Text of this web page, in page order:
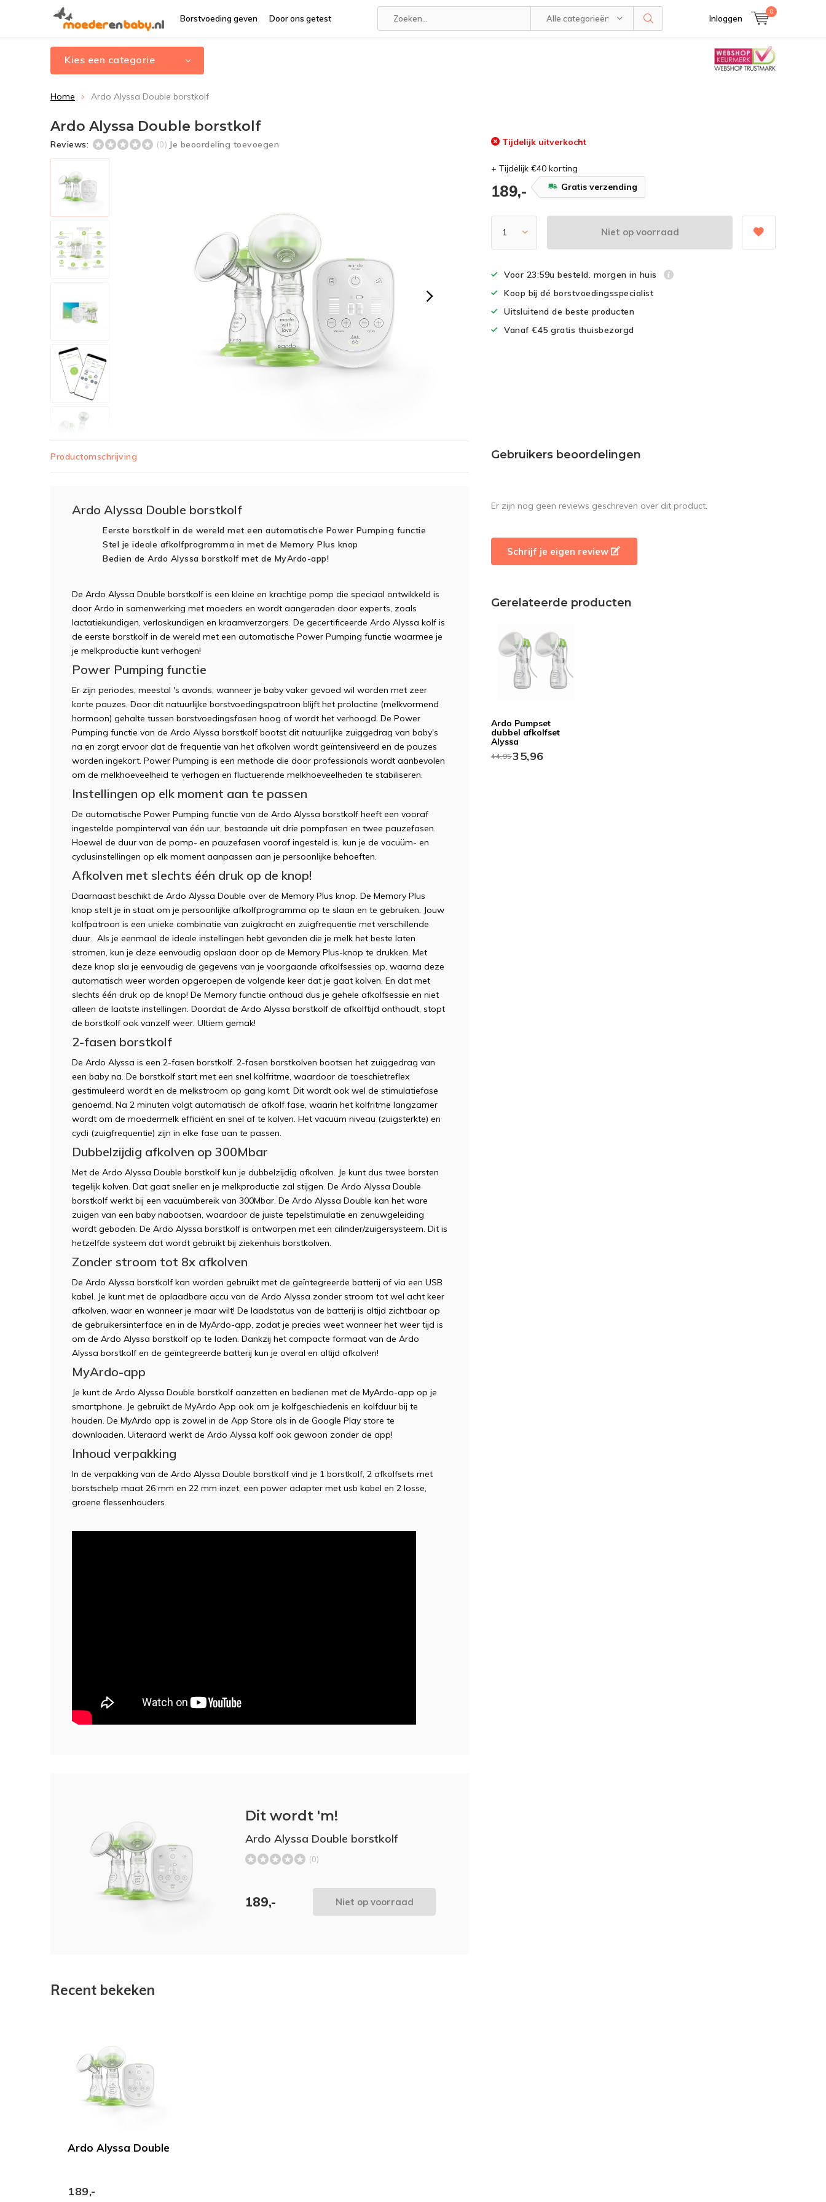
Borstvoeding geven Door ons getest Alle categorieën Inloggen
0
Kies een categorie
Home Ardo Alyssa Double borstkolf
Ardo Alyssa Double borstkolf
Reviews: (0) Je beoordeling toevoegen Tijdelijk uitverkocht
+ Tijdelijk €40 korting
189,- Gratis verzending
Niet op voorraad
Voor 23:59u besteld. morgen in huis
Koop bij dé borstvoedingsspecialist
Uitsluitend de beste producten
Vanaf €45 gratis thuisbezorgd
Productomschrijving
Ardo Alyssa Double borstkolf
Eerste borstkolf in de wereld met een automatische Power Pumping functie
Stel je ideale afkolfprogramma in met de Memory Plus knop
Bedien de Ardo Alyssa borstkolf met de MyArdo-app!
De Ardo Alyssa Double borstkolf is een kleine en krachtige pomp die speciaal ontwikkeld is
door Ardo in samenwerking met moeders en wordt aangeraden door experts, zoals
lactatiekundigen, verloskundigen en kraamverzorgers. De gecertificeerde Ardo Alyssa kolf is
de eerste borstkolf in de wereld met een automatische Power Pumping functie waarmee je
je melkproductie kunt verhogen!
Power Pumping functie
Er zijn periodes, meestal 's avonds, wanneer je baby vaker gevoed wil worden met zeer
korte pauzes. Door dit natuurlijke borstvoedingspatroon blijft het prolactine (melkvormend
hormoon) gehalte tussen borstvoedingsfasen hoog of wordt het verhoogd. De Power
Pumping functie van de Ardo Alyssa borstkolf bootst dit natuurlijke zuiggedrag van baby's
na en zorgt ervoor dat de frequentie van het afkolven wordt geïntensiveerd en de pauzes
worden ingekort. Power Pumping is een methode die door professionals wordt aanbevolen
om de melkhoeveelheid te verhogen en fluctuerende melkhoeveelheden te stabiliseren.
Instellingen op elk moment aan te passen
De automatische Power Pumping functie van de Ardo Alyssa borstkolf heeft een vooraf
ingestelde pompinterval van één uur, bestaande uit drie pompfasen en twee pauzefasen.
Hoewel de duur van de pomp- en pauzefasen vooraf ingesteld is, kun je de vacuüm- en
cyclusinstellingen op elk moment aanpassen aan je persoonlijke behoeften.
Afkolven met slechts één druk op de knop!
Daarnaast beschikt de Ardo Alyssa Double over de Memory Plus knop. De Memory Plus
knop stelt je in staat om je persoonlijke afkolfprogramma op te slaan en te gebruiken. Jouw
kolfpatroon is een unieke combinatie van zuigkracht en zuigfrequentie met verschillende
duur. Als je eenmaal de ideale instellingen hebt gevonden die je melk het beste laten
stromen, kun je deze eenvoudig opslaan door op de Memory Plus-knop te drukken. Met
deze knop sla je eenvoudig de gegevens van je voorgaande afkolfsessies op, waarna deze
automatisch weer worden opgeroepen de volgende keer dat je gaat kolven. En dat met
slechts één druk op de knop! De Memory functie onthoud dus je gehele afkolfsessie en niet
alleen de laatste instellingen. Doordat de Ardo Alyssa borstkolf de afkolftijd onthoudt, stopt
de borstkolf ook vanzelf weer. Ultiem gemak!
2-fasen borstkolf
De Ardo Alyssa is een 2-fasen borstkolf. 2-fasen borstkolven bootsen het zuiggedrag van
een baby na. De borstkolf start met een snel kolfritme, waardoor de toeschietreflex
gestimuleerd wordt en de melkstroom op gang komt. Dit wordt ook wel de stimulatiefase
genoemd. Na 2 minuten volgt automatisch de afkolf fase, waarin het kolfritme langzamer
wordt om de moedermelk efficiënt en snel af te kolven. Het vacuüm niveau (zuigsterkte) en
cycli (zuigfrequentie) zijn in elke fase aan te passen.
Dubbelzijdig afkolven op 300Mbar
Met de Ardo Alyssa Double borstkolf kun je dubbelzijdig afkolven. Je kunt dus twee borsten
tegelijk kolven. Dat gaat sneller en je melkproductie zal stijgen. De Ardo Alyssa Double
borstkolf werkt bij een vacuümbereik van 300Mbar. De Ardo Alyssa Double kan het ware
zuigen van een baby nabootsen, waardoor de juiste tepelstimulatie en zenuwgeleiding
wordt geboden. De Ardo Alyssa borstkolf is ontworpen met een cilinder/zuigersysteem. Dit is
hetzelfde systeem dat wordt gebruikt bij ziekenhuis borstkolven.
Zonder stroom tot 8x afkolven
De Ardo Alyssa borstkolf kan worden gebruikt met de geïntegreerde batterij of via een USB
kabel. Je kunt met de oplaadbare accu van de Ardo Alyssa zonder stroom tot wel acht keer
afkolven, waar en wanneer je maar wilt! De laadstatus van de batterij is altijd zichtbaar op
de gebruikersinterface en in de MyArdo-app, zodat je precies weet wanneer het weer tijd is
om de Ardo Alyssa borstkolf op te laden. Dankzij het compacte formaat van de Ardo
Alyssa borstkolf en de geïntegreerde batterij kun je overal en altijd afkolven!
MyArdo-app
Je kunt de Ardo Alyssa Double borstkolf aanzetten en bedienen met de MyArdo-app op je
smartphone. Je gebruikt de MyArdo App ook om je kolfgeschiedenis en kolfduur bij te
houden. De MyArdo app is zowel in de App Store als in de Google Play store te
downloaden. Uiteraard werkt de Ardo Alyssa kolf ook gewoon zonder de app!
Inhoud verpakking
In de verpakking van de Ardo Alyssa Double borstkolf vind je 1 borstkolf, 2 afkolfsets met
borstschelp maat 26 mm en 22 mm inzet, een power adapter met usb kabel en 2 losse,
groene flessenhouders.
Dit wordt 'm!
Ardo Alyssa Double borstkolf
(0)
189,- Niet op voorraad
Gebruikers beoordelingen
Er zijn nog geen reviews geschreven over dit product.
Schrijf je eigen review
Gerelateerde producten
Ardo Pumpset
dubbel afkolfset
Alyssa
44,9535,96
Recent bekeken
Ardo Alyssa Double
189,-